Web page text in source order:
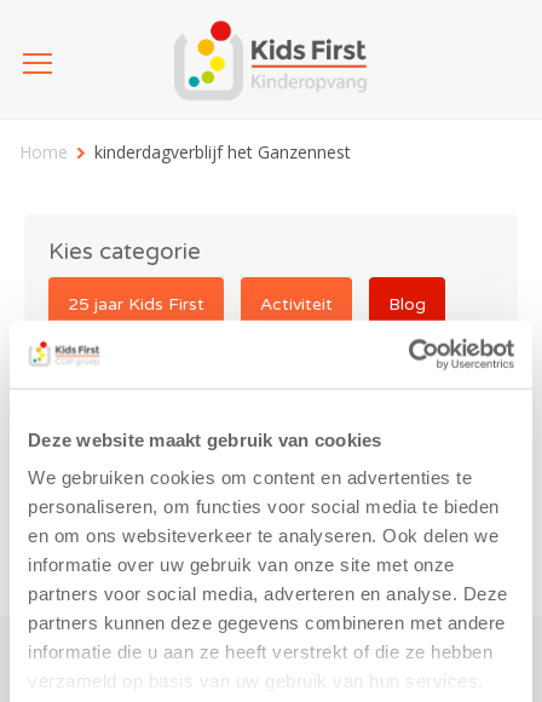
Deze website maakt gebruik van cookies
We gebruiken cookies om content en advertenties te
personaliseren, om functies voor social media te bieden
en om ons websiteverkeer te analyseren. Ook delen we
informatie over uw gebruik van onze site met onze
partners voor social media, adverteren en analyse. Deze
partners kunnen deze gegevens combineren met andere
informatie die u aan ze heeft verstrekt of die ze hebben
verzameld op basis van uw gebruik van hun services.
Home kinderdagverblijf het Ganzennest
Kies categorie
25 jaar Kids First Activiteit Blog
Coronavirus
kinderdagverblijf het
Ganzennest